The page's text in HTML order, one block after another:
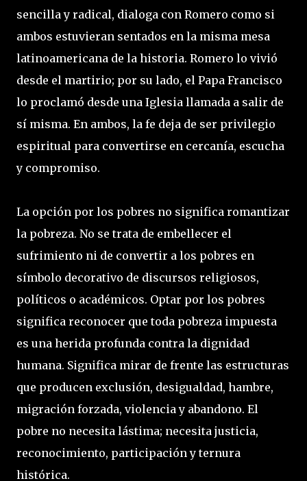
sencilla y radical, dialoga con Romero como si
ambos estuvieran sentados en la misma mesa
latinoamericana de la historia. Romero lo vivió
desde el martirio; por su lado, el Papa Francisco
lo proclamó desde una Iglesia llamada a salir de
sí misma. En ambos, la fe deja de ser privilegio
espiritual para convertirse en cercanía, escucha
y compromiso.
La opción por los pobres no significa romantizar
la pobreza. No se trata de embellecer el
sufrimiento ni de convertir a los pobres en
símbolo decorativo de discursos religiosos,
políticos o académicos. Optar por los pobres
significa reconocer que toda pobreza impuesta
es una herida profunda contra la dignidad
humana. Significa mirar de frente las estructuras
que producen exclusión, desigualdad, hambre,
migración forzada, violencia y abandono. El
pobre no necesita lástima; necesita justicia,
reconocimiento, participación y ternura
histórica.